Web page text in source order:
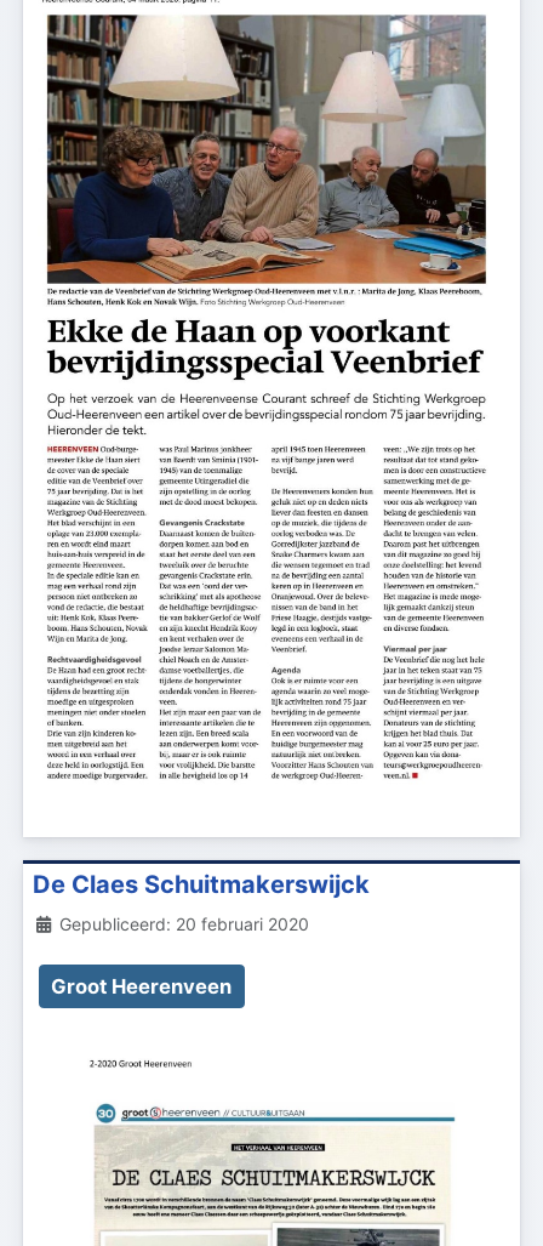
De Claes Schuitmakerswijck
Details
Gepubliceerd: 20 februari 2020
Groot Heerenveen